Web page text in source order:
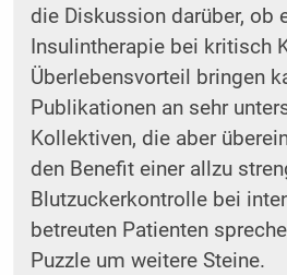
die Diskussion darüber, ob
Insulintherapie bei kritisch
Überlebensvorteil bringen
Publikationen an sehr
Kollektiven, die aber
den Benefit einer allzu
Blutzuckerkontrolle bei
betreuten Patienten
Puzzle um weitere Steine.